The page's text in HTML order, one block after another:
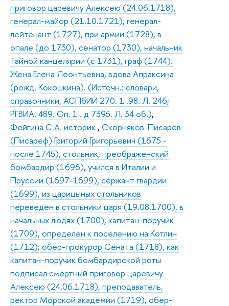
приговор царевичу Алексею (24.06.1718),
генерал-майор (21.10.1721), генерал-
лейтенант (1727), при армии (1728), в
опале (до 1730), сенатор (1730), начальник
Тайной канцелярии (с 1731), граф (1744).
Жена Елена Леонтьевна, вдова Апраксина
(рожд. Кокошкина). (Источн.: словари,
справочники, АСПбИИ 270. 1 .98. Л. 246;
РГВИА. 489. Оп. 1 . д 7395. Л. 34 об.),
Фейгина С.А. историк , Скорняков-Писарев
(Писареф) Григорий Григорьевич (1675 -
после 1745), стольник, преображенский
бомбардир (1696), учился в Италии и
Пруссии (1697-1699), сержант гвардии
(1699), из царицыных стольников
переведен в стольники царя (19.08.1700), в
начальных людях (1700), капитан-поручик
(1709), определен к поселению на Котлин
(1712); обер-прокурор Сената (1718), как
капитан-поручик бомбардирской роты
подписал смертный приговор царевичу
Алексею (24.06.1718), преподаватель,
ректор Морской академии (1719), обер-